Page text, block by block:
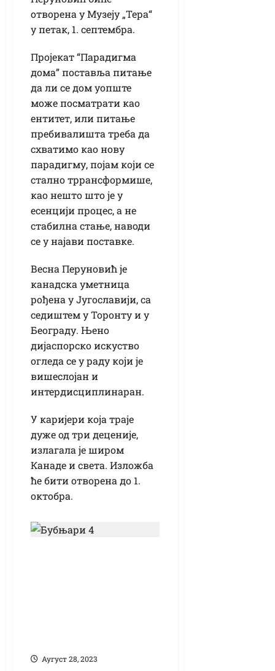
отворена у Музеју „Тера“
у петак, 1. септембра.
Пројекат “Парадигма
дома” поставља питање
да ли се дом уопште
може посматрати као
ентитет, или питање
пребивалишта треба да
схватимо као нову
парадигму, појам који се
стално тррансформише,
као нешто што је у
есенцији процес, а не
стабилна стање, наводи
се у најави поставке.
Весна Перуновић је
канадска уметница
рођена у Југославији, са
седиштем у Торонту и у
Београду. Њено
дијаспорско искуство
огледа се у раду који је
вишеслојан и
интердисциплинаран.
У каријери која траје
дуже од три деценије,
излагала је широм
Канаде и света. Изложба
ће бити отворена до 1.
октобра.
Аугуст 28, 2023